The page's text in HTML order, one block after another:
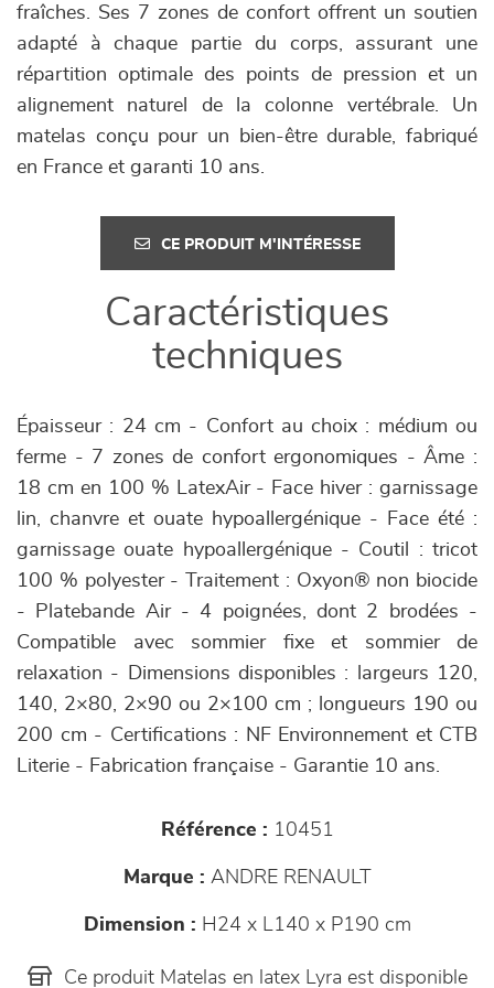
fraîches. Ses 7 zones de confort offrent un soutien
adapté à chaque partie du corps, assurant une
répartition optimale des points de pression et un
alignement naturel de la colonne vertébrale. Un
matelas conçu pour un bien-être durable, fabriqué
en France et garanti 10 ans.
CE PRODUIT M'INTÉRESSE
Caractéristiques
techniques
Épaisseur : 24 cm - Confort au choix : médium ou
ferme - 7 zones de confort ergonomiques - Âme :
18 cm en 100 % LatexAir - Face hiver : garnissage
lin, chanvre et ouate hypoallergénique - Face été :
garnissage ouate hypoallergénique - Coutil : tricot
100 % polyester - Traitement : Oxyon® non biocide
- Platebande Air - 4 poignées, dont 2 brodées -
Compatible avec sommier fixe et sommier de
relaxation - Dimensions disponibles : largeurs 120,
140, 2×80, 2×90 ou 2×100 cm ; longueurs 190 ou
200 cm - Certifications : NF Environnement et CTB
Literie - Fabrication française - Garantie 10 ans.
Référence : 10451
Marque : ANDRE RENAULT
Dimension : H24 x L140 x P190 cm
Ce produit Matelas en latex Lyra est disponible